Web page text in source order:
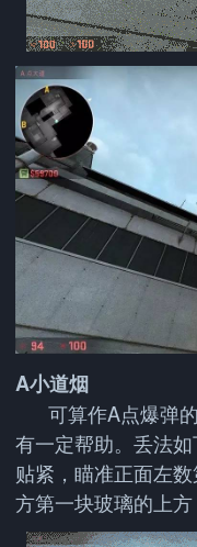
A小道烟
可算作A点爆弹的
有一定帮助。丢法
贴紧，瞄准正面左
方第一块玻璃的上方